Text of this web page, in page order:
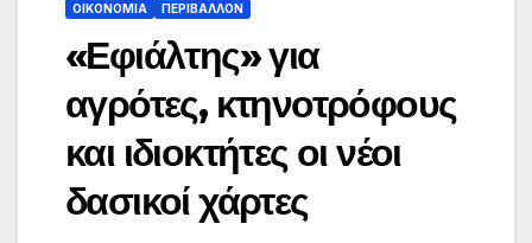
ΟΙΚΟΝΟΜΙΑ ΠΕΡΙΒΑΛΛΟΝ
«Εφιάλτης» για
αγρότες, κτηνοτρόφους
και ιδιοκτήτες οι νέοι
δασικοί χάρτες